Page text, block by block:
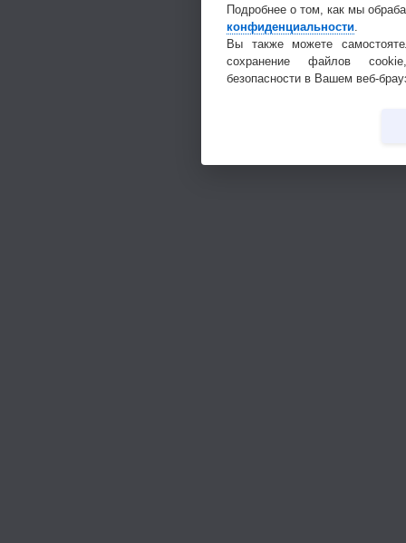
Подробнее о том, как мы
конфиденциальности
Вы также можете
сохранение файлов
безопасности в Вашем веб-